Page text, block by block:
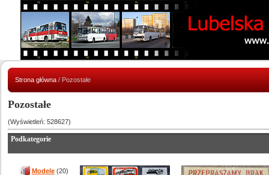
Strona główna / Pozostałe
Pozostałe
(Wyświetleń: 528627)
Podkategorie
Modele (20)